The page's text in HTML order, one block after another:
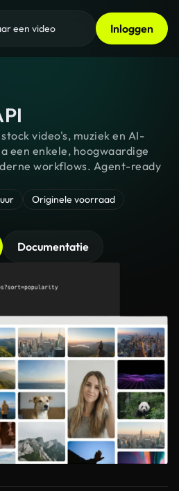
Inloggen
video's, muziek en AI-
een enkele, hoogwaardige
workflows. Agent-ready
Originele voorraad
Documentatie